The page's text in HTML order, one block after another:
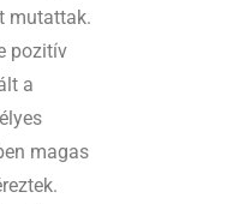
mutattak.
pozitív
a
magas